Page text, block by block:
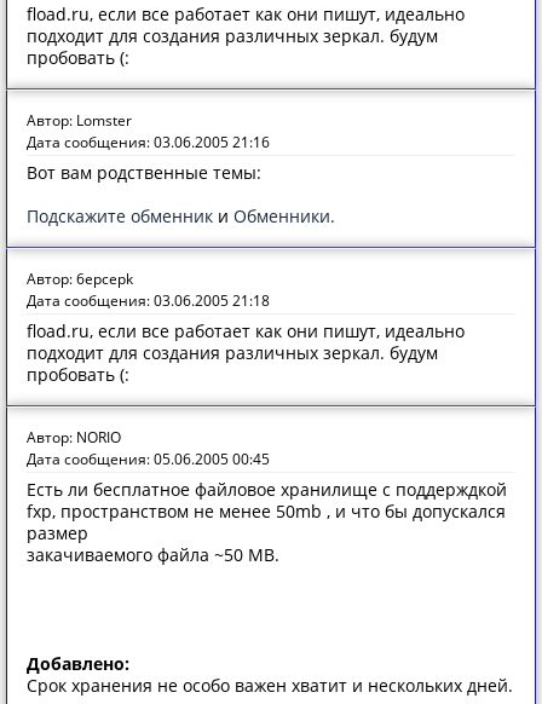
fload.ru, если все работает как они пишут, идеально
подходит для создания различных зеркал. будум
пробовать (:
Автор: Lomster
Дата сообщения: 03.06.2005 21:16
Вот вам родственные темы:
Подскажите обменник и Обменники.
Автор: 6epcepk
Дата сообщения: 03.06.2005 21:18
fload.ru, если все работает как они пишут, идеально
подходит для создания различных зеркал. будум
пробовать (:
Автор: NORIO
Дата сообщения: 05.06.2005 00:45
Есть ли бесплатное файловое хранилище с поддерждкой
fxp, пространством не менее 50mb , и что бы допускался
размер
закачиваемого файла ~50 MB.
Добавлено:
Срок хранения не особо важен хватит и нескольких дней.